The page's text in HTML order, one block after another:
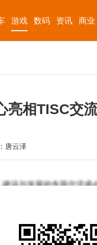
游戏 数码 资讯 商业
亮相TISC交
唐云泽
设与发展的专题交流
题，旨在搭建一个各
进中心、国家图书馆、
的未来发展出谋划策。